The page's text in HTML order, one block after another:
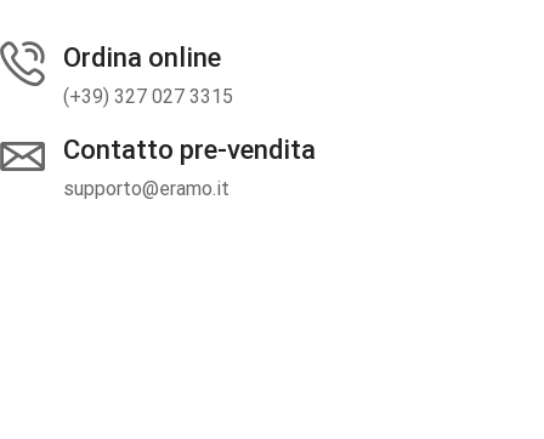
Ordina online
(+39) 327 027 3315
Contatto pre-vendita
supporto@eramo.it